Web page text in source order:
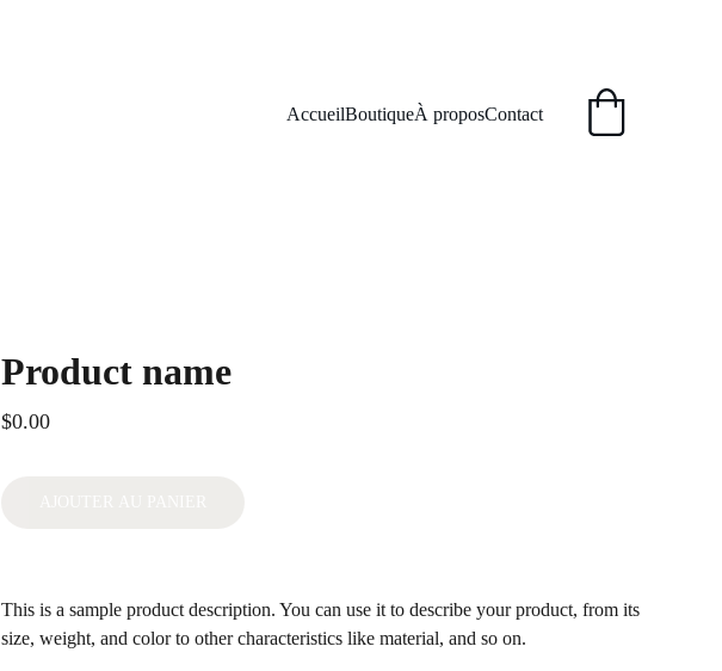
AccueilBoutiqueÀ proposContact
Product name
$0.00
This is a sample product description. You can use it to describe your product, from its
size, weight, and color to other characteristics like material, and so on.